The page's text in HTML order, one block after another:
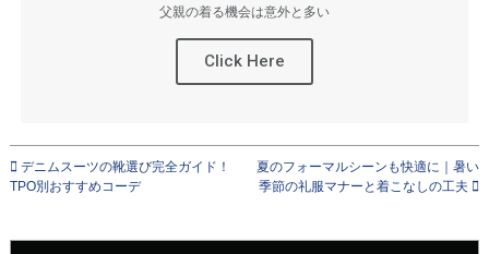
父親の着る機会は意外と多い
Click Here
デニムスーツの靴選び完全ガイド！
TPO別おすすめコーデ
夏のフォーマルシーンも快適に｜暑い
季節の礼服マナーと着こなしの工夫